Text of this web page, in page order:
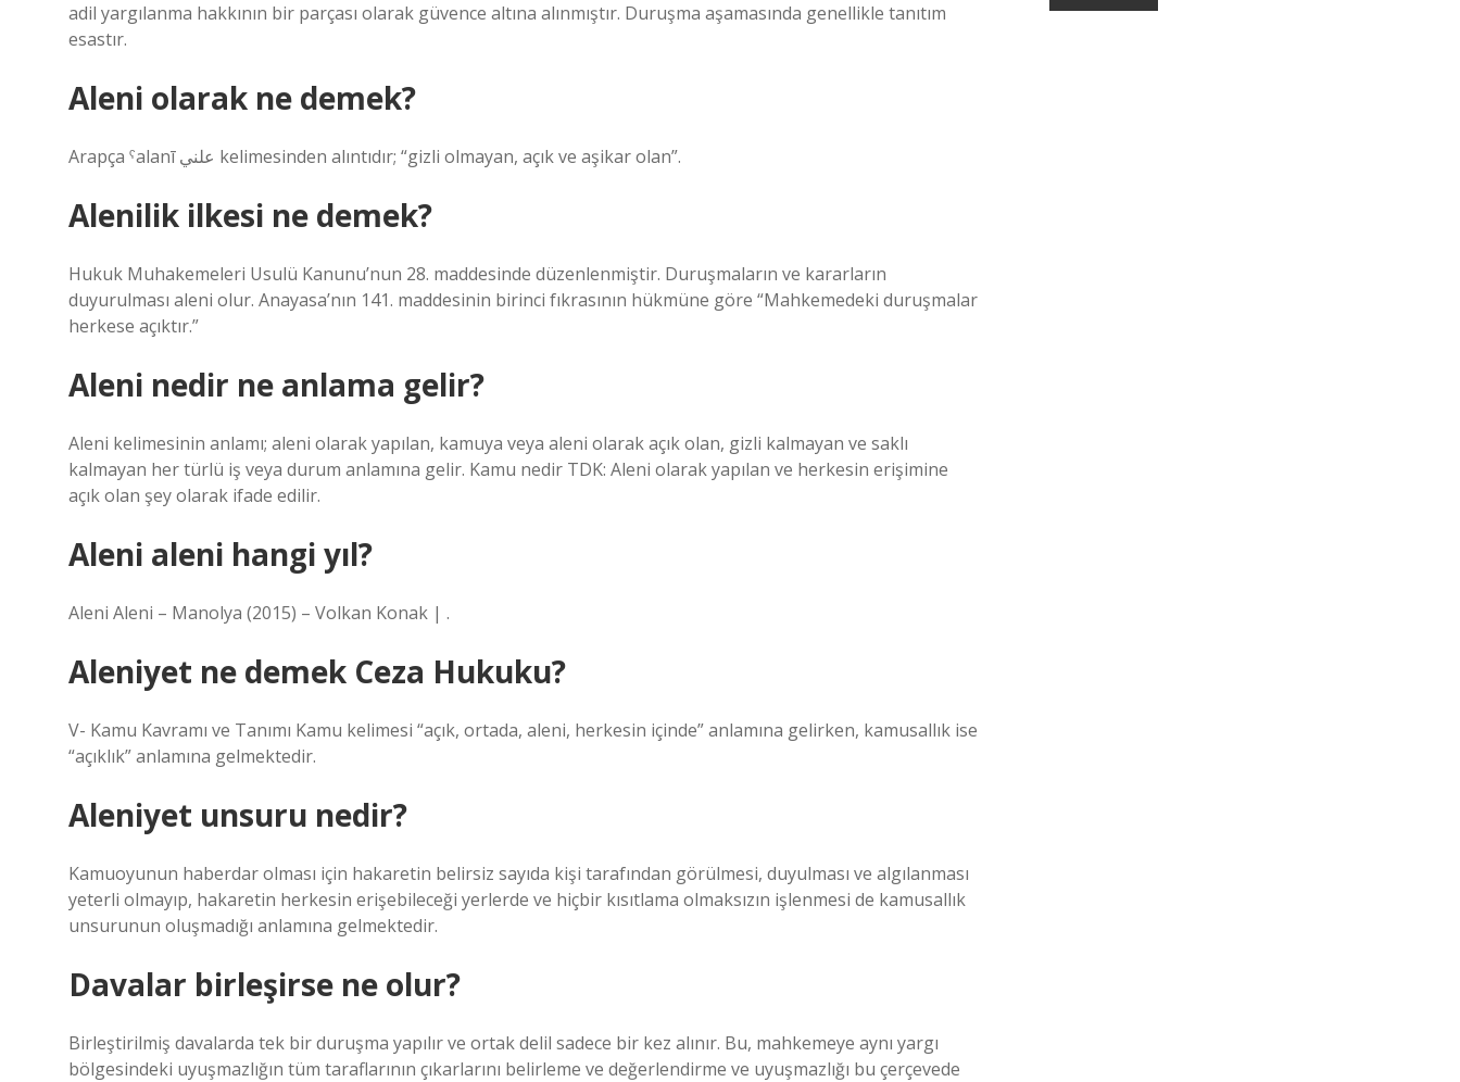
adil yargılanma hakkının bir parçası olarak güvence altına alınmıştır. Duruşma aşamasında genellikle tanıtım
esastır.
Aleni olarak ne demek?
Arapça ˁalanī علني kelimesinden alıntıdır; “gizli olmayan, açık ve aşikar olan”.
Alenilik ilkesi ne demek?
Hukuk Muhakemeleri Usulü Kanunu’nun 28. maddesinde düzenlenmiştir. Duruşmaların ve kararların
duyurulması aleni olur. Anayasa’nın 141. maddesinin birinci fıkrasının hükmüne göre “Mahkemedeki duruşmalar
herkese açıktır.”
Aleni nedir ne anlama gelir?
Aleni kelimesinin anlamı; aleni olarak yapılan, kamuya veya aleni olarak açık olan, gizli kalmayan ve saklı
kalmayan her türlü iş veya durum anlamına gelir. Kamu nedir TDK: Aleni olarak yapılan ve herkesin erişimine
açık olan şey olarak ifade edilir.
Aleni aleni hangi yıl?
Aleni Aleni – Manolya (2015) – Volkan Konak | .
Aleniyet ne demek Ceza Hukuku?
V- Kamu Kavramı ve Tanımı Kamu kelimesi “açık, ortada, aleni, herkesin içinde” anlamına gelirken, kamusallık ise
“açıklık” anlamına gelmektedir.
Aleniyet unsuru nedir?
Kamuoyunun haberdar olması için hakaretin belirsiz sayıda kişi tarafından görülmesi, duyulması ve algılanması
yeterli olmayıp, hakaretin herkesin erişebileceği yerlerde ve hiçbir kısıtlama olmaksızın işlenmesi de kamusallık
unsurunun oluşmadığı anlamına gelmektedir.
Davalar birleşirse ne olur?
Birleştirilmiş davalarda tek bir duruşma yapılır ve ortak delil sadece bir kez alınır. Bu, mahkemeye aynı yargı
bölgesindeki uyuşmazlığın tüm taraflarının çıkarlarını belirleme ve değerlendirme ve uyuşmazlığı bu çerçevede